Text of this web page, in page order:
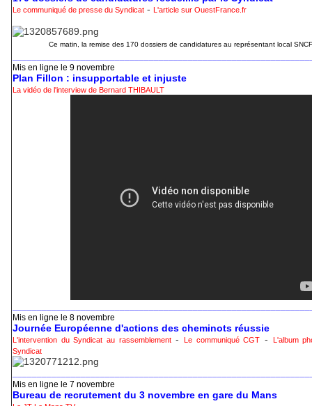
Le communiqué de presse du Syndicat - L'article sur OuestFrance.fr
Ce matin, la remise des 170 dossiers de candidatures au représentant local
Mis en ligne le 9 novembre
Plan Fillon : insupportable et injuste
La vidéo de l'interview de Bernard THIBAULT
Mis en ligne le 8 novembre
Journée Européenne d'actions des cheminots réussie
L'intervention du Syndicat au rassemblement-Le communiqué CGT -
L'album
Syndicat
Mis en ligne le 7 novembre
Bureau de recrutement du 3 novembre en gare du Mans